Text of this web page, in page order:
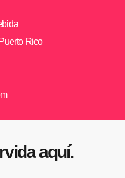
Rico
aquí.